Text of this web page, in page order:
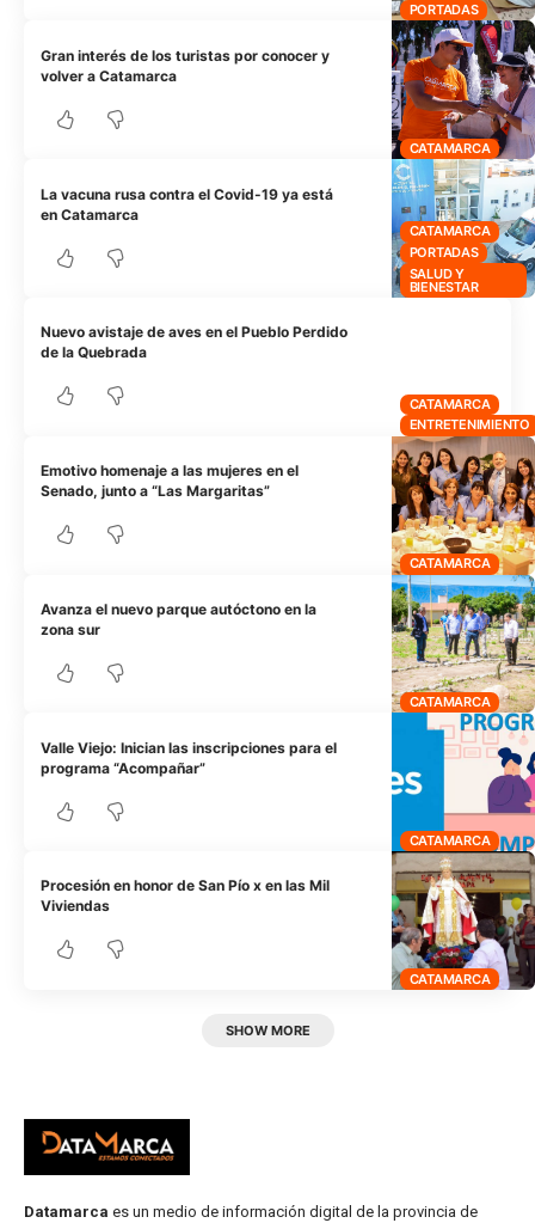
PORTADAS
CATAMARCA
Gran interés de los turistas por conocer y
volver a Catamarca
CATAMARCA
PORTADAS
SALUD Y
BIENESTAR
La vacuna rusa contra el Covid-19 ya está
en Catamarca
CATAMARCA
ENTRETENIMIENTO
Nuevo avistaje de aves en el Pueblo Perdido
de la Quebrada
CATAMARCA
Emotivo homenaje a las mujeres en el
Senado, junto a “Las Margaritas”
CATAMARCA
Avanza el nuevo parque autóctono en la
zona sur
CATAMARCA
Valle Viejo: Inician las inscripciones para el
programa “Acompañar”
CATAMARCA
Procesión en honor de San Pío x en las Mil
Viviendas
SHOW MORE
Datamarca es un medio de información digital de la provincia de